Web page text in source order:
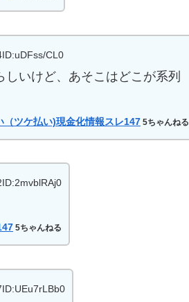
CL0
いけど、あそこはどこが系列
（ツケ払い)現金化情報スレ147 5ちゃんねる
5ちゃんねる